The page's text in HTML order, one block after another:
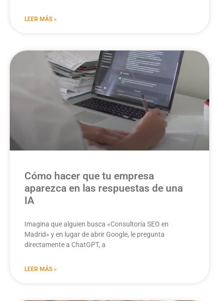
LEER MÁS »
Cómo hacer que tu empresa
aparezca en las respuestas de una
IA
Imagina que alguien busca «Consultoría SEO en
Madrid» y en lugar de abrir Google, le pregunta
directamente a ChatGPT, a
LEER MÁS »